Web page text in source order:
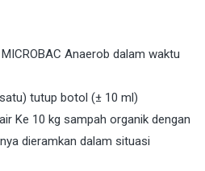
Anaerob dalam waktu
tutup botol (± 10 ml)
Ke 10 kg sampah organik dengan
dieramkan dalam situasi